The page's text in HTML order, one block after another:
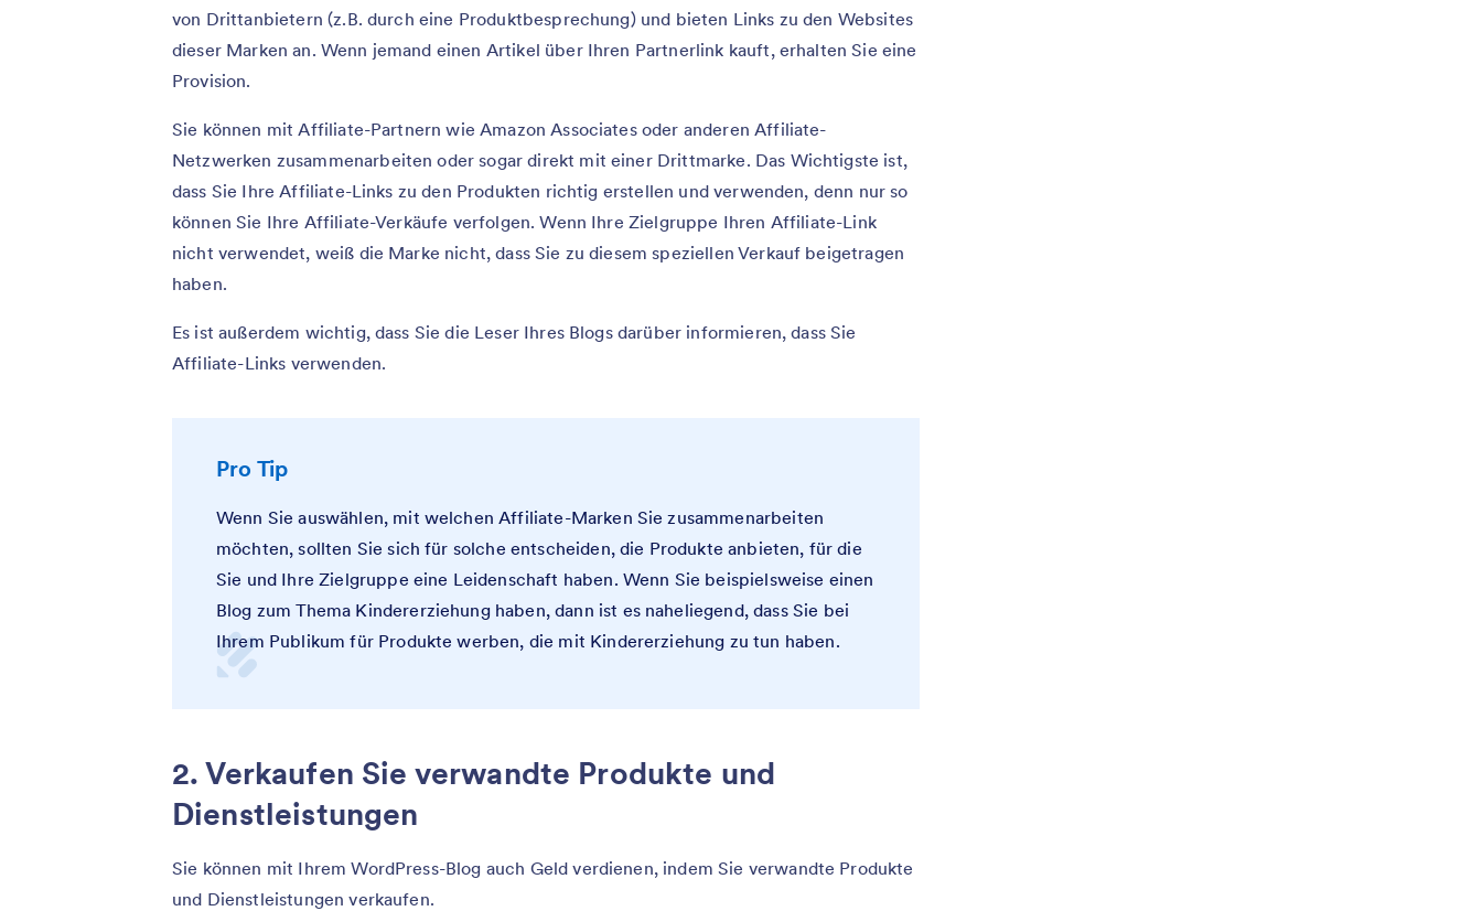
von Drittanbietern (z.B. durch eine Produktbesprechung) und bieten Links zu den Websites
dieser Marken an. Wenn jemand einen Artikel über Ihren Partnerlink kauft, erhalten Sie eine
Provision.
Sie können mit Affiliate-Partnern wie Amazon Associates oder anderen Affiliate-
Netzwerken zusammenarbeiten oder sogar direkt mit einer Drittmarke. Das Wichtigste ist,
dass Sie Ihre Affiliate-Links zu den Produkten richtig erstellen und verwenden, denn nur so
können Sie Ihre Affiliate-Verkäufe verfolgen. Wenn Ihre Zielgruppe Ihren Affiliate-Link
nicht verwendet, weiß die Marke nicht, dass Sie zu diesem speziellen Verkauf beigetragen
haben.
Es ist außerdem wichtig, dass Sie die Leser Ihres Blogs darüber informieren, dass Sie
Affiliate-Links verwenden.
Pro Tip
Wenn Sie auswählen, mit welchen Affiliate-Marken Sie zusammenarbeiten
möchten, sollten Sie sich für solche entscheiden, die Produkte anbieten, für die
Sie und Ihre Zielgruppe eine Leidenschaft haben. Wenn Sie beispielsweise einen
Blog zum Thema Kindererziehung haben, dann ist es naheliegend, dass Sie bei
Ihrem Publikum für Produkte werben, die mit Kindererziehung zu tun haben.
2. Verkaufen Sie verwandte Produkte und
Dienstleistungen
Sie können mit Ihrem WordPress-Blog auch Geld verdienen, indem Sie verwandte Produkte
und Dienstleistungen verkaufen.